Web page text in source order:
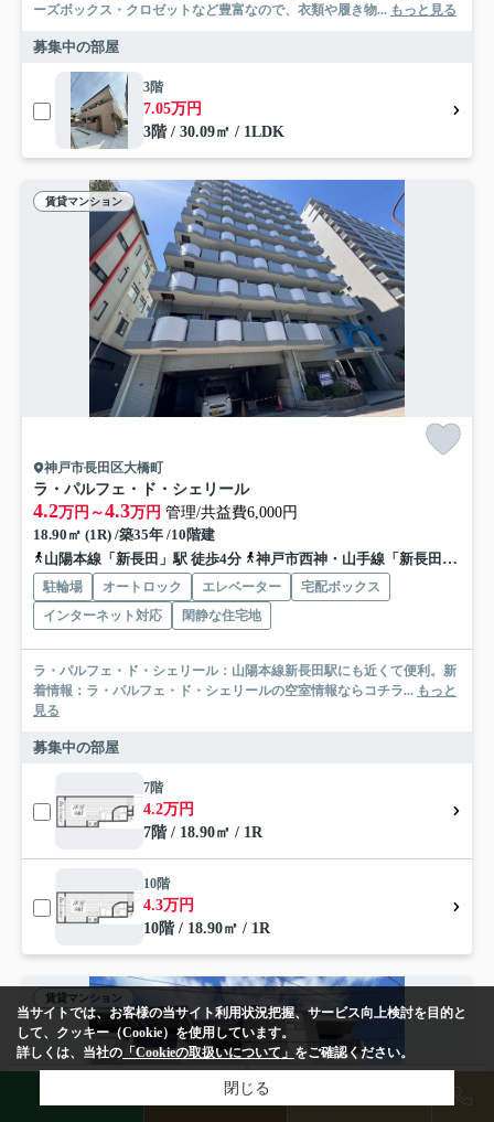
物件検索
ーズボックス・クロゼットなど豊富なので、衣類や履き物... もっと見る
募集中の部屋
3階
7.05万円
3階 / 30.09㎡ / 1LDK
賃貸マンション
神戸市長田区大橋町
ラ・パルフェ・ド・シェリール
4.2万円～4.3万円 管理/共益費6,000円
18.90㎡ (1R) /築35年 /10階建
山陽本線「新長田」駅 徒歩4分
神戸市西神・山手線「新長田」駅 徒歩5分
駐輪場 オートロック エレベーター
宅配ボックス
インターネット対応
閑静な住宅地
ラ・パルフェ・ド・シェリール：山陽本線新長田駅にも近くて便利。新
着情報：ラ・パルフェ・ド・シェリールの空室情報ならコチラ... もっと
見る
募集中の部屋
7階
4.2万円
7階 / 18.90㎡ / 1R
10階
4.3万円
10階 / 18.90㎡ / 1R
賃貸マンション
当サイトでは、お客様の当サイト利用状況把握、サービス向上検討を目的と
して、クッキー（Cookie）を使用しています。
詳しくは、当社の 「Cookieの取扱いについて」 をご確認ください。
閉じる